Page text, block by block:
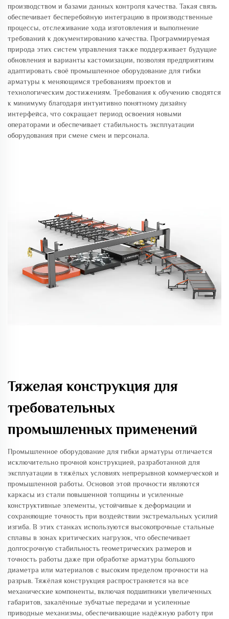
производством и базами данных контроля качества. Такая связь
обеспечивает бесперебойную интеграцию в производственные
процессы, отслеживание хода изготовления и выполнение
требований к документированию качества. Программируемая
природа этих систем управления также поддерживает будущие
обновления и варианты кастомизации, позволяя предприятиям
адаптировать своё промышленное оборудование для гибки
арматуры к меняющимся требованиям проектов и
технологическим достижениям. Требования к обучению сводятся
к минимуму благодаря интуитивно понятному дизайну
интерфейса, что сокращает период освоения новыми
операторами и обеспечивает стабильность эксплуатации
оборудования при смене смен и персонала.
Тяжелая конструкция для
требовательных
промышленных применений
Промышленное оборудование для гибки арматуры отличается
исключительно прочной конструкцией, разработанной для
эксплуатации в тяжёлых условиях непрерывной коммерческой и
промышленной работы. Основой этой прочности являются
каркасы из стали повышенной толщины и усиленные
конструктивные элементы, устойчивые к деформации и
сохраняющие точность при воздействии экстремальных усилий
изгиба. В этих станках используются высокопрочные стальные
сплавы в зонах критических нагрузок, что обеспечивает
долгосрочную стабильность геометрических размеров и
точность работы даже при обработке арматуры большого
диаметра или материалов с высоким пределом прочности на
разрыв. Тяжёлая конструкция распространяется на все
механические компоненты, включая подшипники увеличенных
габаритов, закалённые зубчатые передачи и усиленные
приводные механизмы, обеспечивающие надёжную работу при